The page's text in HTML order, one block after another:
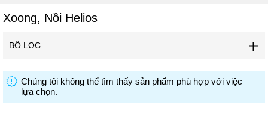
dung
Xoong, Nồi Helios
BỘ LỌC
Chúng tôi không thể tìm thấy sản phẩm phù hợp với việc
lựa chọn.